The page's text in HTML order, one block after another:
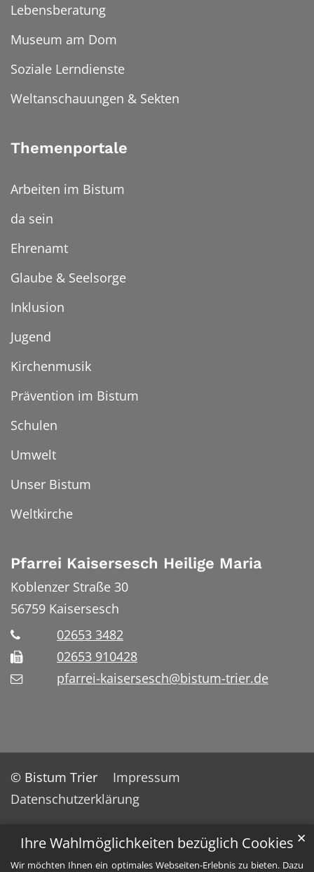
Ihre Wahlmöglichkeiten bezüglich Cookies
Wir möchten Ihnen ein optimales Webseiten-Erlebnis zu bieten. Dazu
✕
Lebensberatung
Museum am Dom
Soziale Lerndienste
Weltanschauungen & Sekten
Themenportale
Arbeiten im Bistum
da sein
Ehrenamt
Glaube & Seelsorge
Inklusion
Jugend
Kirchenmusik
Prävention im Bistum
Schulen
Umwelt
Unser Bistum
Weltkirche
Pfarrei Kaisersesch Heilige Maria
Koblenzer Straße 30
56759 Kaisersesch
02653 3482
02653 910428
pfarrei-kaisersesch@bistum-trier.de
© Bistum Trier
Impressum
Datenschutzerklärung